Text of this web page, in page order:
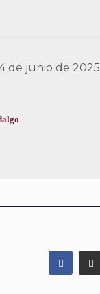
de junio de 2025